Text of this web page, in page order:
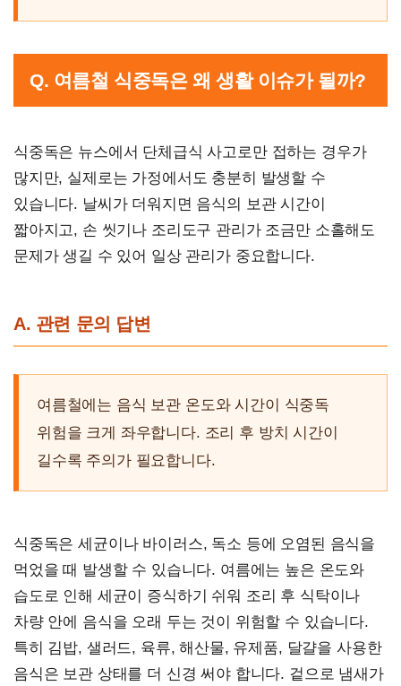
Q. 여름철 식중독은 왜 생활 이슈가 될까?
식중독은 뉴스에서 단체급식 사고로만 접하는 경우가
많지만, 실제로는 가정에서도 충분히 발생할 수
있습니다. 날씨가 더워지면 음식의 보관 시간이
짧아지고, 손 씻기나 조리도구 관리가 조금만 소홀해도
문제가 생길 수 있어 일상 관리가 중요합니다.
A. 관련 문의 답변
여름철에는 음식 보관 온도와 시간이 식중독
위험을 크게 좌우합니다. 조리 후 방치 시간이
길수록 주의가 필요합니다.
식중독은 세균이나 바이러스, 독소 등에 오염된 음식을
먹었을 때 발생할 수 있습니다. 여름에는 높은 온도와
습도로 인해 세균이 증식하기 쉬워 조리 후 식탁이나
차량 안에 음식을 오래 두는 것이 위험할 수 있습니다.
특히 김밥, 샐러드, 육류, 해산물, 유제품, 달걀을 사용한
음식은 보관 상태를 더 신경 써야 합니다. 겉으로 냄새가